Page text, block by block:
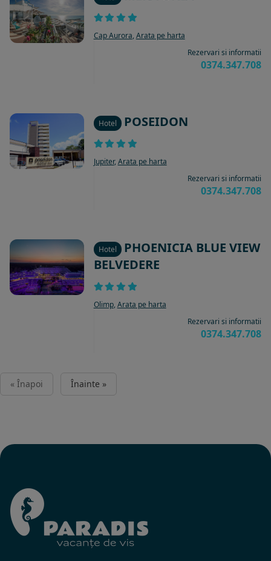
Cap Aurora, Arata pe harta
Rezervari si informatii
0374.347.708
Hotel POSEIDON
Jupiter, Arata pe harta
Rezervari si informatii
0374.347.708
Hotel
PHOENICIA BLUE VIEW
BELVEDERE
Olimp, Arata pe harta
Rezervari si informatii
0374.347.708
« Înapoi Înainte »